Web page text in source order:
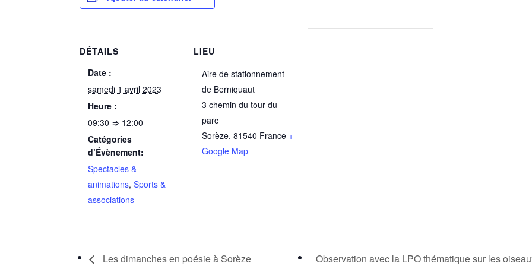
DÉTAILS
Date :
samedi 1 avril 2023
Heure :
09:30 ⇒ 12:00
Catégories
d’Évènement:
Spectacles &
animations,Sports &
associations
LIEU
Aire de stationnement
de Berniquaut
3 chemin du tour du
parc
Sorèze, 81540 France +
Google Map
Les dimanches en poésie à Sorèze Observation avec la LPO thématique sur les